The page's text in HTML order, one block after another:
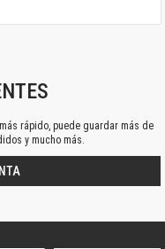
rápido, puede guardar más de
y mucho más.